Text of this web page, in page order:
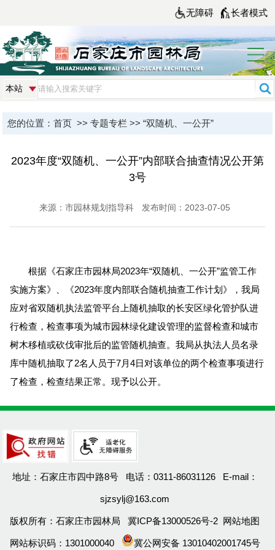
无障碍 长者模式
您的位置： 首页>> 专题专栏>> “双随机、一公开”
2023年度“双随机、一公开”内部联合抽查情况公开第
3号
来源：市园林规划指导科 发布时间：2023-07-05
根据《石家庄市园林局2023年“双随机、一公开”监管工作
实施方案》、《2023年度内部联合随机抽查工作计划》，我局
应对省双随机执法监管平台上随机抽取的长安区绿化管护队进
行检查，检查事项为城市园林绿化建设管理的监督检查和城市
树木移植或砍伐审批后的监管随机抽查。我局从执法人员名录
库中随机抽取了2名人员于7月4日对该单位的两个检查事项进行
了检查，检查结果正常。现予以公开。